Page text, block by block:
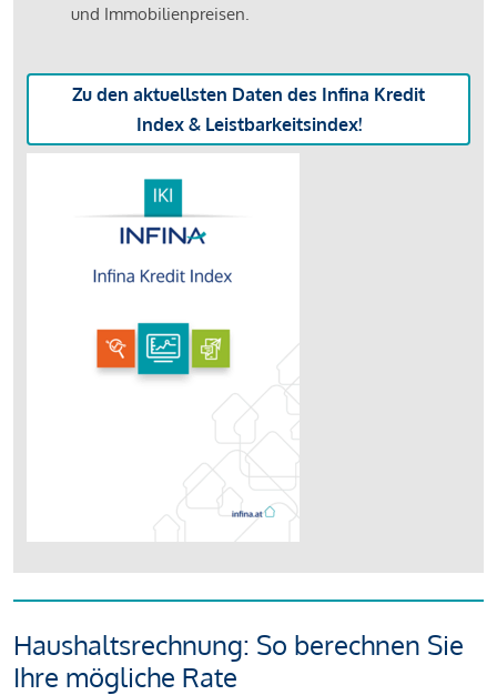
und Immobilienpreisen.
Zu den aktuellsten Daten des Infina Kredit
Index & Leistbarkeitsindex!
Haushaltsrechnung: So berechnen Sie
Ihre mögliche Rate